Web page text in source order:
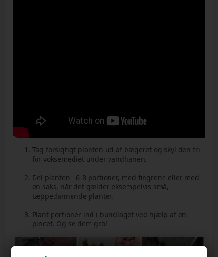
Tag forsigtigt planten ud af bægeret og skyl den fri
for voksemediet under vandhanen.
Del planten i 6-8 portioner, med fingrene eller med
en saks, når det gælder eksempelvis små,
tæppedannende planter.
Plant portioner ind i bundlaget ved hjælp af en
pincet. Og se dem gro!